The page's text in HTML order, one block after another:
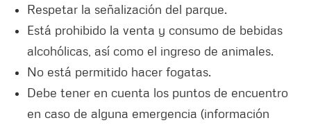
Respetar la señalización del parque.
Está prohibido la venta y consumo de bebidas
alcohólicas, así como el ingreso de animales.
No está permitido hacer fogatas.
Debe tener en cuenta los puntos de encuentro
en caso de alguna emergencia (información